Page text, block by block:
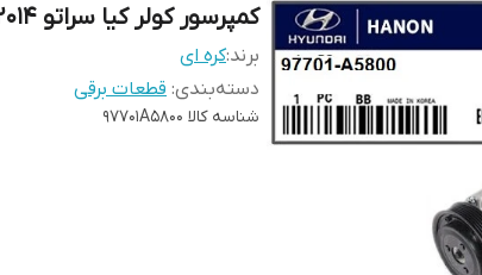
کمپرسور کولر کیا سراتو 2014 (کره)
برند:کره ای
دسته‌بندی: قطعات برقی
شناسه کالا 97701A5800